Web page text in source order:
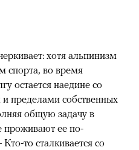
хотя альпинизм
спорта, во время
остается наедине со
пределами собственных
общую задачу в
проживают ее по-
то сталкивается со